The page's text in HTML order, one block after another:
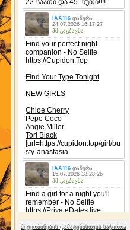
შეტყობინების დამატებისთვის საჭიროა